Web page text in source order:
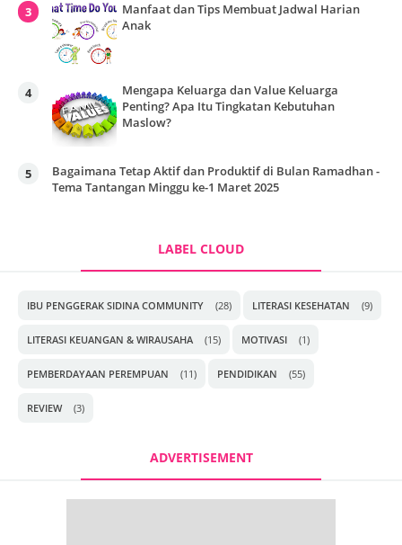
Manfaat dan Tips Membuat Jadwal Harian
Anak
Mengapa Keluarga dan Value Keluarga
Penting? Apa Itu Tingkatan Kebutuhan
Maslow?
Bagaimana Tetap Aktif dan Produktif di Bulan Ramadhan -
Tema Tantangan Minggu ke-1 Maret 2025
LABEL CLOUD
IBU PENGGERAK SIDINA COMMUNITY (28) LITERASI KESEHATAN (9)
LITERASI KEUANGAN & WIRAUSAHA (15) MOTIVASI (1)
PEMBERDAYAAN PEREMPUAN (11) PENDIDIKAN (55)
REVIEW (3)
ADVERTISEMENT